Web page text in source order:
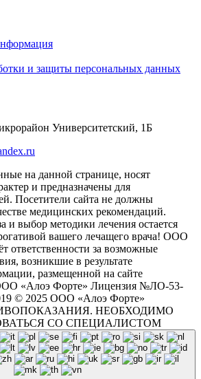
и защиты персональных данных
Университетский, 1Б
на данной странице, носят
и предназначены для
Посетители сайта не должны
медицинских рекомендаций.
и выбор методики лечения остается
вашего лечащего врача! ООО
ответственности за возможные
возникшие в результате
размещенной на сайте
«Алоэ Форте» Лицензия №ЛО-53-
© 2025 ООО «Алоэ Форте»
НЕОБХОДИМО
СО СПЕЦИАЛИСТОМ